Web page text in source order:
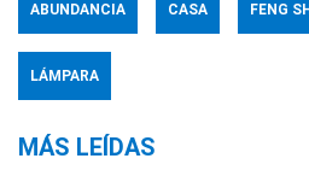
ABUNDANCIA CASA FENG
LÁMPARA
MÁS LEÍDAS